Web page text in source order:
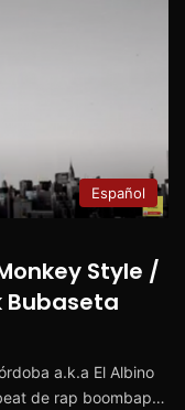
Español
Style /
Bubaseta
a.k.a El Albino
de rap boombap…